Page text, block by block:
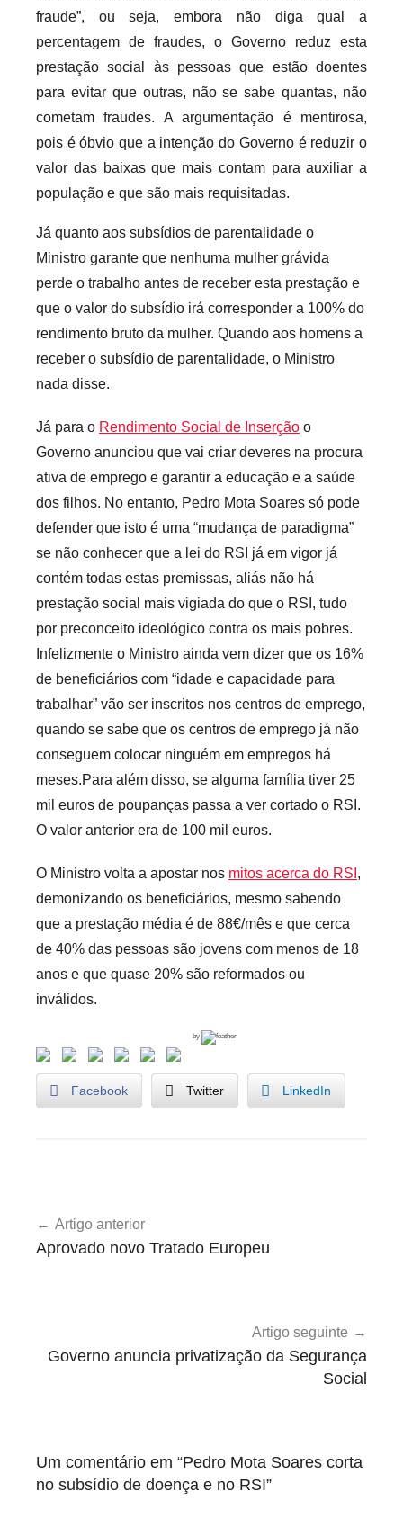
fraude”, ou seja, embora não diga qual a
percentagem de fraudes, o Governo reduz esta
prestação social às pessoas que estão doentes
para evitar que outras, não se sabe quantas, não
cometam fraudes. A argumentação é mentirosa,
pois é óbvio que a intenção do Governo é reduzir o
valor das baixas que mais contam para auxiliar a
população e que são mais requisitadas.
Já quanto aos subsídios de parentalidade o
Ministro garante que nenhuma mulher grávida
perde o trabalho antes de receber esta prestação e
que o valor do subsídio irá corresponder a 100% do
rendimento bruto da mulher. Quando aos homens a
receber o subsídio de parentalidade, o Ministro
nada disse.
Já para o Rendimento Social de Inserção o
Governo anunciou que vai criar deveres na procura
ativa de emprego e garantir a educação e a saúde
dos filhos. No entanto, Pedro Mota Soares só pode
defender que isto é uma “mudança de paradigma”
se não conhecer que a lei do RSI já em vigor já
contém todas estas premissas, aliás não há
prestação social mais vigiada do que o RSI, tudo
por preconceito ideológico contra os mais pobres.
Infelizmente o Ministro ainda vem dizer que os 16%
de beneficiários com “idade e capacidade para
trabalhar” vão ser inscritos nos centros de emprego,
quando se sabe que os centros de emprego já não
conseguem colocar ninguém em empregos há
meses.Para além disso, se alguma família tiver 25
mil euros de poupanças passa a ver cortado o RSI.
O valor anterior era de 100 mil euros.
O Ministro volta a apostar nos mitos acerca do RSI ,
demonizando os beneficiários, mesmo sabendo
que a prestação média é de 88€/mês e que cerca
de 40% das pessoas são jovens com menos de 18
anos e que quase 20% são reformados ou
inválidos.
by
Facebook Twitter LinkedIn
de
Artigo anterior
Aprovado novo Tratado Europeu
Artigo seguinte
Governo anuncia privatização da Segurança
Social
Um comentário em “Pedro Mota Soares corta
no subsídio de doença e no RSI”